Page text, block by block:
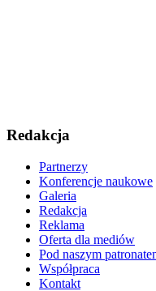
Redakcja
Partnerzy
Konferencje naukowe
Galeria
Redakcja
Reklama
Oferta dla mediów
Pod naszym
Współpraca
Kontakt